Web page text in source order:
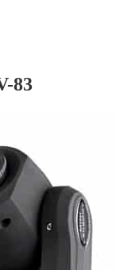
83